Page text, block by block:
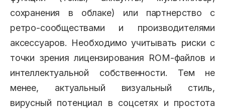
сохранения в облаке) или партнерство с
ретро-сообществами и производителями
аксессуаров. Необходимо учитывать риски с
точки зрения лицензирования ROM-файлов и
интеллектуальной собственности. Тем не
менее, актуальный визуальный стиль,
вирусный потенциал в соцсетях и простота